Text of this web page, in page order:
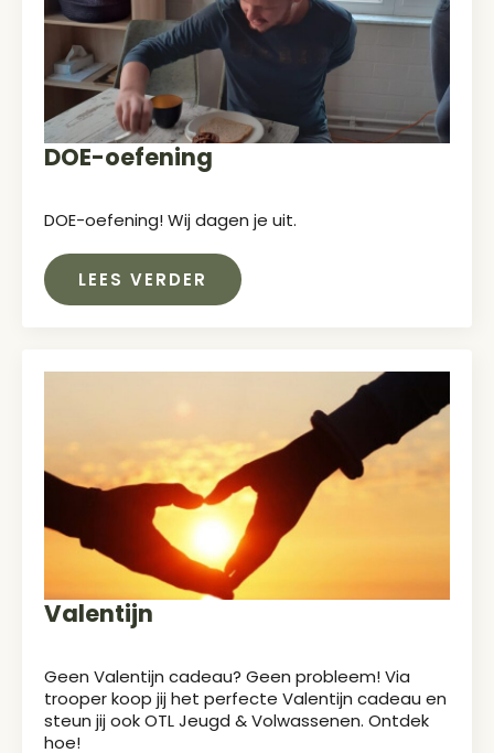
DOE-oefening
DOE-oefening! Wij dagen je uit.
LEES VERDER
Valentijn
Geen Valentijn cadeau? Geen probleem! Via
trooper koop jij het perfecte Valentijn cadeau en
steun jij ook OTL Jeugd & Volwassenen. Ontdek
hoe!